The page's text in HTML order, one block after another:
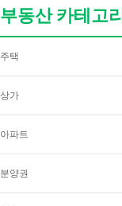
부동산 카테고리
주택
상가
아파트
분양권